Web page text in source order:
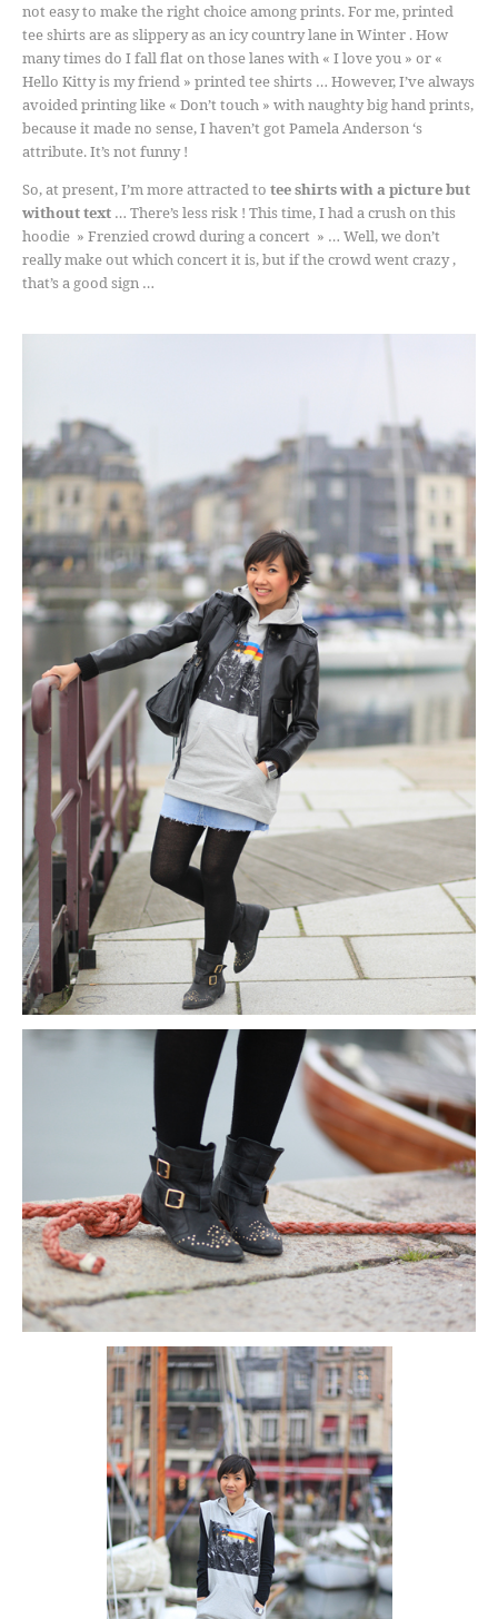
not easy to make the right choice among prints. For me, printed
tee shirts are as slippery as an icy country lane in Winter . How
many times do I fall flat on those lanes with « I love you » or «
Hello Kitty is my friend » printed tee shirts … However, I’ve always
avoided printing like « Don’t touch » with naughty big hand prints,
because it made no sense, I haven’t got Pamela Anderson ‘s
attribute. It’s not funny !
So, at present, I’m more attracted to tee shirts with a picture but
without text … There’s less risk ! This time, I had a crush on this
hoodie » Frenzied crowd during a concert » … Well, we don’t
really make out which concert it is, but if the crowd went crazy ,
that’s a good sign …